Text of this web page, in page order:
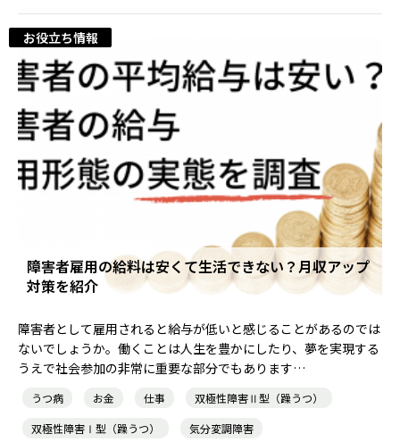
お役立ち情報
障害者雇用の給料は安くて生活できない？月収アップ
対策を紹介
障害者として雇用されると給与が低いと感じることがあるのでは
ないでしょうか。働くことは人生を豊かにしたり、夢を実現する
うえで社会参加の非常に重要な部分でもあります…
うつ病 お金 仕事
双極性障害Ⅱ型（躁うつ）
双極性障害Ⅰ型（躁うつ）
気分変調障害
就労移行支援サービス
障害別専門支援の就労移行支援サービス
IT・Web制作スキルを身につける就労移行支援サービス
ご利用ガイド
法人向けページ